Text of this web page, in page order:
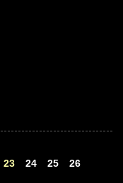
23 24 25 26